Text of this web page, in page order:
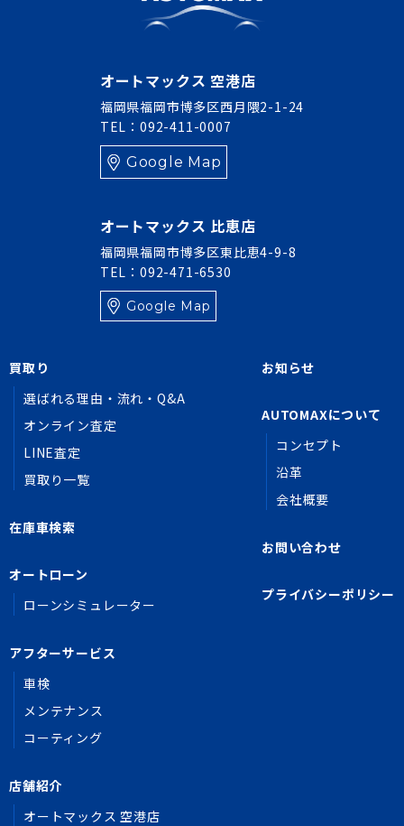
オートマックス 空港店
福岡県福岡市博多区西月隈2-1-24
TEL：092-411-0007
Google Map
オートマックス 比恵店
福岡県福岡市博多区東比恵4-9-8
TEL：092-471-6530
Google Map
買取り
選ばれる理由・流れ・Q&A
オンライン査定
LINE査定
買取り一覧
在庫車検索
オートローン
ローンシミュレーター
アフターサービス
車検
メンテナンス
コーティング
店舗紹介
オートマックス 空港店
お知らせ
AUTOMAXについて
コンセプト
沿革
会社概要
お問い合わせ
プライバシーポリシー